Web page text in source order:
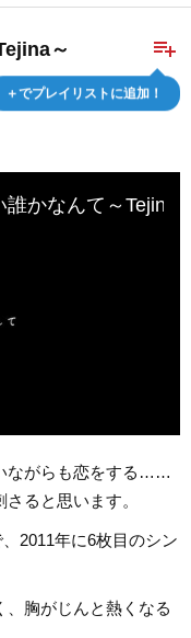
playlist_add
＋でプレイリストに追加！
～
かなんて～Tejina
ながらも恋をする……
ると思います。
2011年に6枚目のシン
、胸がじんと熱くなる